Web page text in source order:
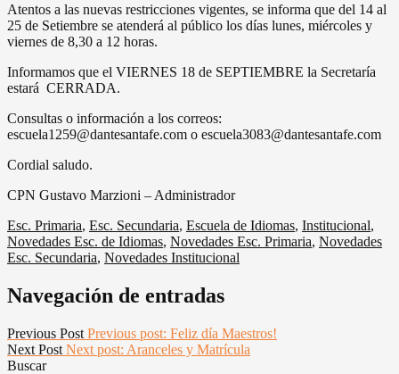
Atentos a las nuevas restricciones vigentes, se informa que del 14 al
25 de Setiembre se atenderá al público los días lunes, miércoles y
viernes de 8,30 a 12 horas.
Informamos que el VIERNES 18 de SEPTIEMBRE la Secretaría
estará CERRADA.
Consultas o información a los correos:
escuela1259@dantesantafe.com o escuela3083@dantesantafe.com
Cordial saludo.
CPN Gustavo Marzioni – Administrador
Esc. Primaria, Esc. Secundaria, Escuela de Idiomas, Institucional,
Novedades Esc. de Idiomas, Novedades Esc. Primaria, Novedades
Esc. Secundaria, Novedades Institucional
Navegación de entradas
Previous Post Previous post: Feliz día Maestros!
Next Post Next post: Aranceles y Matrícula
Buscar